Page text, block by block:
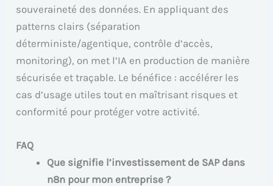
souveraineté des données. En appliquant des
patterns clairs (séparation
déterministe/agentique, contrôle d’accès,
monitoring), on met l’IA en production de manière
sécurisée et traçable. Le bénéfice : accélérer les
cas d’usage utiles tout en maîtrisant risques et
conformité pour protéger votre activité.
FAQ
Que signifie l’investissement de SAP dans
n8n pour mon entreprise ?